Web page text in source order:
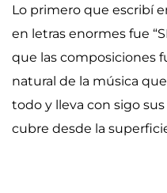
Lo primero que escribí
en letras enormes fue
que las composiciones
natural de la música
todo y lleva con sigo
cubre desde la